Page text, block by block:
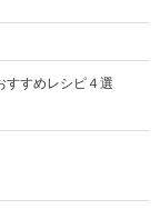
すすめレシピ４選